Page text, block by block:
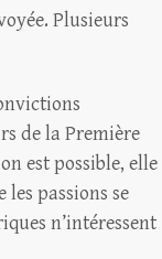
Plusieurs
de la Première
est possible, elle
les passions se
n’intéressent